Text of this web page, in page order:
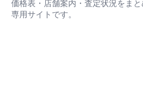
価格表・店舗案内・査定状況をま
専用サイトです。